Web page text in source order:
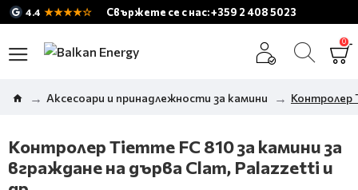
4.4 ★★★★☆ Свържете се с нас: +359 2 408 5023
0
Аксесоари и принадлежности за камини Контролер
Контролер Tiemme FC 810 за камини за
вграждане на дърва Clam, Palazzetti и